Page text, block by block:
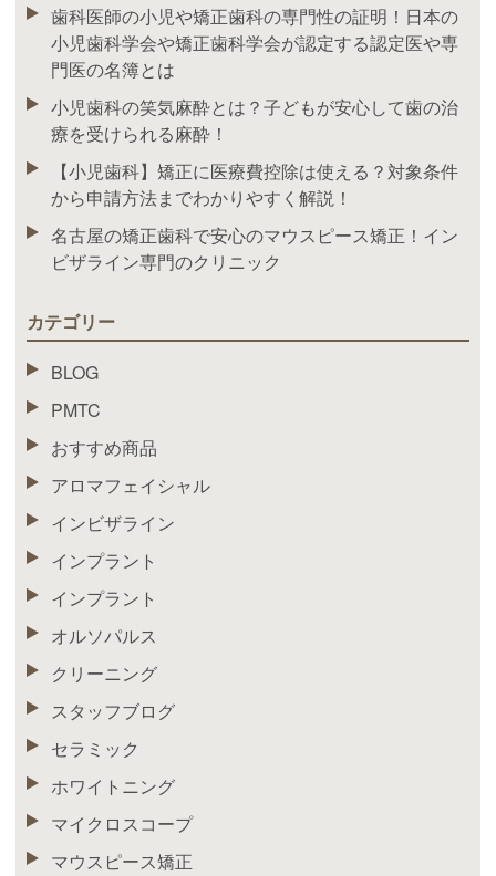
歯科医師の小児や矯正歯科の専門性の証明！日本の
小児歯科学会や矯正歯科学会が認定する認定医や専
門医の名簿とは
小児歯科の笑気麻酔とは？子どもが安心して歯の治
療を受けられる麻酔！
【小児歯科】矯正に医療費控除は使える？対象条件
から申請方法までわかりやすく解説！
名古屋の矯正歯科で安心のマウスピース矯正！イン
ビザライン専門のクリニック
カテゴリー
BLOG
PMTC
おすすめ商品
アロマフェイシャル
インビザライン
インプラント
インプラント
オルソパルス
クリーニング
スタッフブログ
セラミック
ホワイトニング
マイクロスコープ
マウスピース矯正